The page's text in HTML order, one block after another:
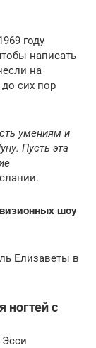
году
написать
на
сих пор
умениям и
Пусть эта
шоу
Елизаветы в
ногтей с